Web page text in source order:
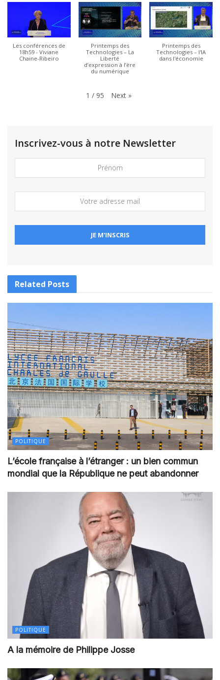
Les conférences de
18h59 - Viviane
Chaine-Ribeiro
Printemps des
Technologies – La
Liberté
d’expression à l’ère
du numérique
Printemps des
Technologies – l'IA
dans l'économie
1 / 95 Next »
Inscrivez-vous à notre Newsletter
Related Posts
POLITIQUE
L’école française à l’étranger : un bien commun
mondial que la République ne peut abandonner
POLITIQUE
A la mémoire de Philippe Josse